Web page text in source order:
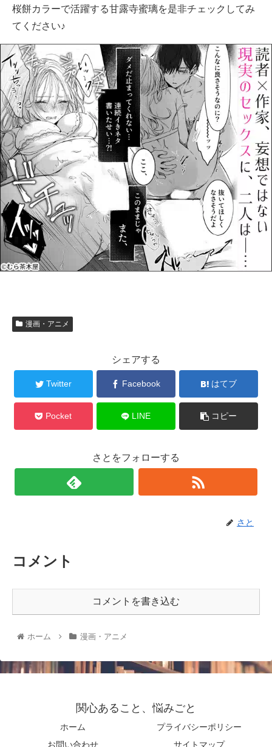
桜餅カラーで活躍する甘露寺蜜璃を是非チェックしてみ
てください♪
漫画・アニメ
シェアする
Twitter Facebook はてブ
Pocket LINE コピー
さとをフォローする
さと
コメント
コメントを書き込む
ホーム 漫画・アニメ
関心あること、悩みごと
ホーム
プライバシーポリシー
お問い合わせ
サイトマップ